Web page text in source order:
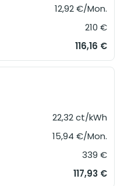
12,92 €/Mon.
210 €
116,16 €
22,32 ct/kWh
15,94 €/Mon.
339 €
117,93 €